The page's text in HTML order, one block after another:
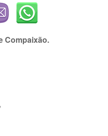
Compaixão.